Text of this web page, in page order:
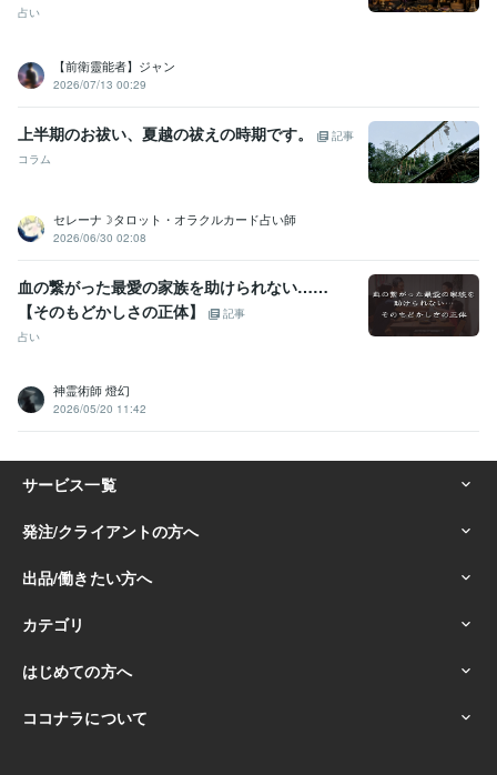
占い
【前衛靈能者】ジャン
2026/07/13 00:29
上半期のお祓い、夏越の祓えの時期です。
記事
コラム
セレーナ☽タロット・オラクルカード占い師
2026/06/30 02:08
血の繋がった最愛の家族を助けられない……
【そのもどかしさの正体】
記事
占い
神霊術師 燈幻
2026/05/20 11:42